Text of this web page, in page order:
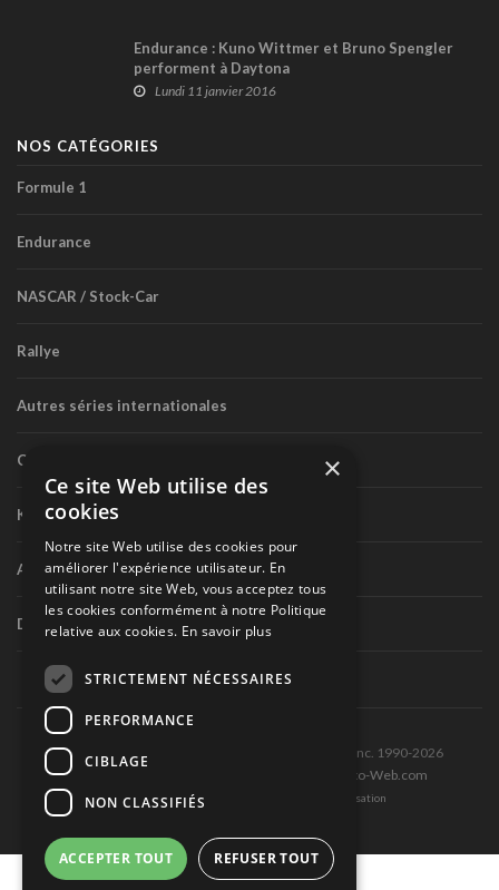
Endurance : Kuno Wittmer et Bruno Spengler
performent à Daytona
Lundi 11 janvier 2016
NOS CATÉGORIES
Formule 1
Endurance
NASCAR / Stock-Car
Rallye
Autres séries internationales
Circuit routier canadien
Karting
Autres séries nationales
Divers
Tous droits réservés © Les Éditions Pole-Position inc. 1990-2026
Ce site est produit et hébergé par Montréal-Photo-Web.com
Politique de confidentialité et Conditions d’utilisation
×
Ce site Web utilise des
cookies
Notre site Web utilise des cookies pour
améliorer l'expérience utilisateur. En
utilisant notre site Web, vous acceptez tous
les cookies conformément à notre Politique
relative aux cookies. En savoir plus
STRICTEMENT NÉCESSAIRES
PERFORMANCE
CIBLAGE
NON CLASSIFIÉS
ACCEPTER TOUT REFUSER TOUT